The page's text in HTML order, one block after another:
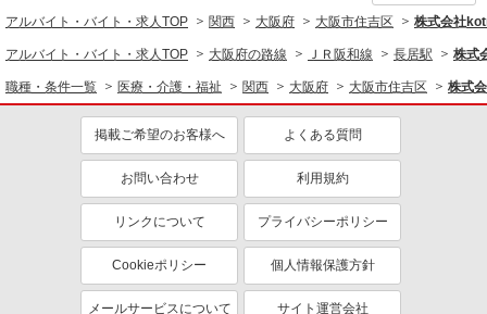
同じ職種から求人を探す
医療・介護・福祉
介護職・ヘルパー
同じ特徴から求人を探す
未経験歓迎
ミドル（40代～）活躍中
ボーナス・賞与あり
車通勤OK
社会保険あり
産休・育休取得実績あり
アルバイト・バイト・求人TOP 関西 大阪府 大阪市住吉区 株式会社
アルバイト・バイト・求人TOP 大阪府の路線 ＪＲ阪和線 長居駅 株式
職種・条件一覧 医療・介護・福祉 関西 大阪府 大阪市住吉区 株式
掲載ご希望のお客様へ よくある質問
お問い合わせ 利用規約
リンクについて プライバシーポリシー
Cookieポリシー 個人情報保護方針
メールサービスについて サイト運営会社